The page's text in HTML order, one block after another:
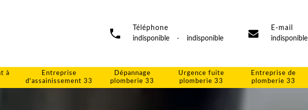
Téléphone
indisponible
- indisponible
E-mail
indisponible
à
Entreprise
d'assainissement 33
Dépannage
plomberie 33
Urgence fuite
plomberie 33
Entreprise de
plomberie 33